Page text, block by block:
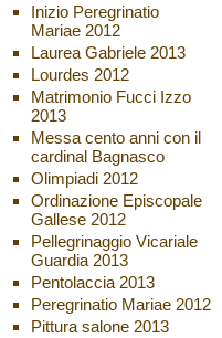
Inizio Peregrinatio
Mariae 2012
Laurea Gabriele 2013
Lourdes 2012
Matrimonio Fucci Izzo
2013
Messa cento anni con il
cardinal Bagnasco
Olimpiadi 2012
Ordinazione Episcopale
Gallese 2012
Pellegrinaggio Vicariale
Guardia 2013
Pentolaccia 2013
Peregrinatio Mariae 2012
Pittura salone 2013